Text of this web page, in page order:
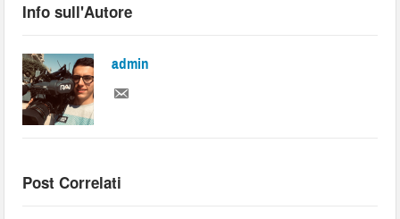
Info sull'Autore
admin
Post Correlati